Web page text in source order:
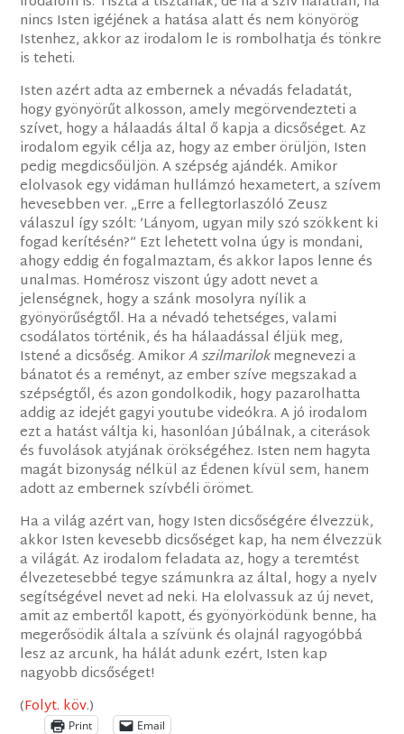
nincs Isten igéjének a hatása alatt és nem könyörög
Istenhez, akkor az irodalom le is rombolhatja és tönkre
is teheti.
Isten azért adta az embernek a névadás feladatát,
hogy gyönyörűt alkosson, amely megörvendezteti a
szívet, hogy a hálaadás által ő kapja a dicsőséget. Az
irodalom egyik célja az, hogy az ember örüljön, Isten
pedig megdicsőüljön. A szépség ajándék. Amikor
elolvasok egy vidáman hullámzó hexametert, a szívem
hevesebben ver. „Erre a fellegtorlaszóló Zeusz
válaszul így szólt: ’Lányom, ugyan mily szó szökkent ki
fogad kerítésén?” Ezt lehetett volna úgy is mondani,
ahogy eddig én fogalmaztam, és akkor lapos lenne és
unalmas. Homérosz viszont úgy adott nevet a
jelenségnek, hogy a szánk mosolyra nyílik a
gyönyörűségtől. Ha a névadó tehetséges, valami
csodálatos történik, és ha hálaadással éljük meg,
Istené a dicsőség. AmikorA szilmarilokmegnevezi a
bánatot és a reményt, az ember szíve megszakad a
szépségtől, és azon gondolkodik, hogy pazarolhatta
addig az idejét gagyi youtube videókra. A jó irodalom
ezt a hatást váltja ki, hasonlóan Júbálnak, a citerások
és fuvolások atyjának örökségéhez. Isten nem hagyta
magát bizonyság nélkül az Édenen kívül sem, hanem
adott az embernek szívbéli örömet.
Ha a világ azért van, hogy Isten dicsőségére élvezzük,
akkor Isten kevesebb dicsőséget kap, ha nem élvezzük
a világát. Az irodalom feladata az, hogy a teremtést
élvezetesebbé tegye számunkra az által, hogy a nyelv
segítségével nevet ad neki. Ha elolvassuk az új nevet,
amit az embertől kapott, és gyönyörködünk benne, ha
megerősödik általa a szívünk és olajnál ragyogóbbá
lesz az arcunk, ha hálát adunk ezért, Isten kap
nagyobb dicsőséget!
(Folyt. köv.)
Print Email